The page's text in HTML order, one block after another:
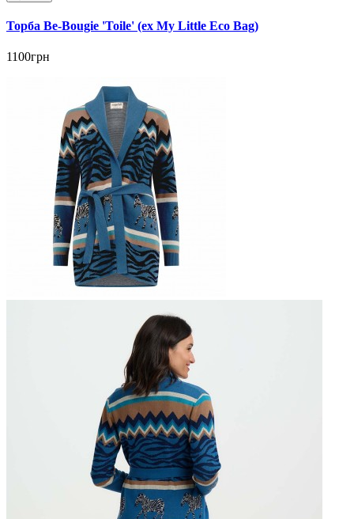
Торба Be-Bougie 'Toile' (ex My Little Eco Bag)
1100грн